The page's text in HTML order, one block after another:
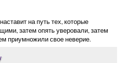
на путь тех, которые
затем опять уверовали, затем
приумножили свое неверие.